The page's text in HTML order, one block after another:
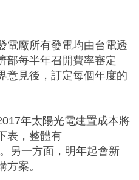
電廠所有發電均由台電透
部每半年召開費率審定
意見後，訂定每個年度的
年太陽光電建置成本將
表，整體有
另一方面，明年起會新
案。